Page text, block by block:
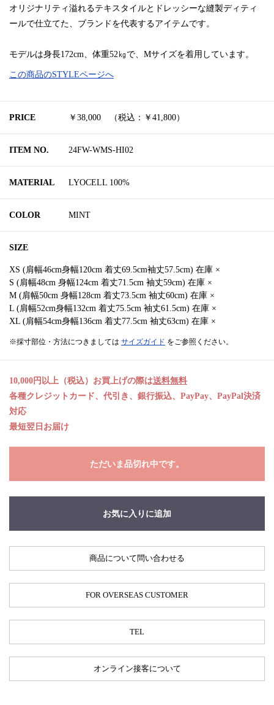
オリジナリティ溢れるテキスタイルとドレッシーな縫製ディティ
ールで仕立てた、ブランドを代表するアイテムです。
モデルは身長172cm、体重52㎏で、Mサイズを着用しています。
この商品のSTYLEページへ
PRICE ￥38,000 （税込：￥41,800）
ITEM NO. 24FW-WMS-HI02
MATERIAL LYOCELL 100%
COLOR MINT
SIZE
XS (肩幅46cm身幅120cm 着丈69.5cm袖丈57.5cm) 在庫 ×
S (肩幅48cm 身幅124cm 着丈71.5cm 袖丈59cm) 在庫 ×
M (肩幅50cm 身幅128cm 着丈73.5cm 袖丈60cm) 在庫 ×
L (肩幅52cm身幅132cm 着丈75.5cm 袖丈61.5cm) 在庫 ×
XL (肩幅54cm身幅136cm 着丈77.5cm 袖丈63cm) 在庫 ×
※採寸部位・方法につきましては サイズガイド をご参照ください。
10,000円以上（税込）お買上げの際は送料無料
各種クレジットカード、代引き、銀行振込、PayPay、PayPal決済
対応
最短翌日お届け
ただいま品切れ中です。
お気に入りに追加
商品について問い合わせる
FOR OVERSEAS CUSTOMER
TEL
オンライン接客について